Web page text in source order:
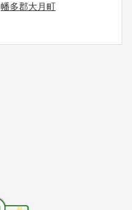
幡多郡大月町